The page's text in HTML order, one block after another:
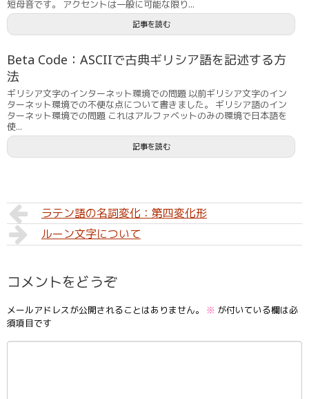
短母音です。 アクセントは一般に可能な限り...
記事を読む
Beta Code：ASCIIで古典ギリシア語を記述する方
法
ギリシア文字のインターネット環境での問題 以前ギリシア文字のイン
ターネット環境での不便な点について書きました。 ギリシア語のイン
ターネット環境での問題 これはアルファベットのみの環境で日本語を
使...
記事を読む
ラテン語の名詞変化：第四変化形
ルーン文字について
コメントをどうぞ
メールアドレスが公開されることはありません。 ※ が付いている欄は必
須項目です